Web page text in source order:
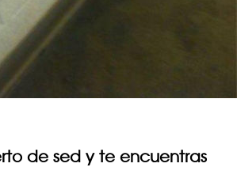
de sed y te encuentras